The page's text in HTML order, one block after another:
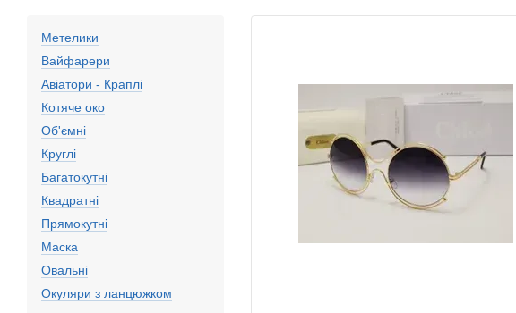
Метелики
Вайфарери
Авіатори - Краплі
Котяче око
Об'ємні
Круглі
Багатокутні
Квадратні
Прямокутні
Маска
Овальні
Окуляри з ланцюжком